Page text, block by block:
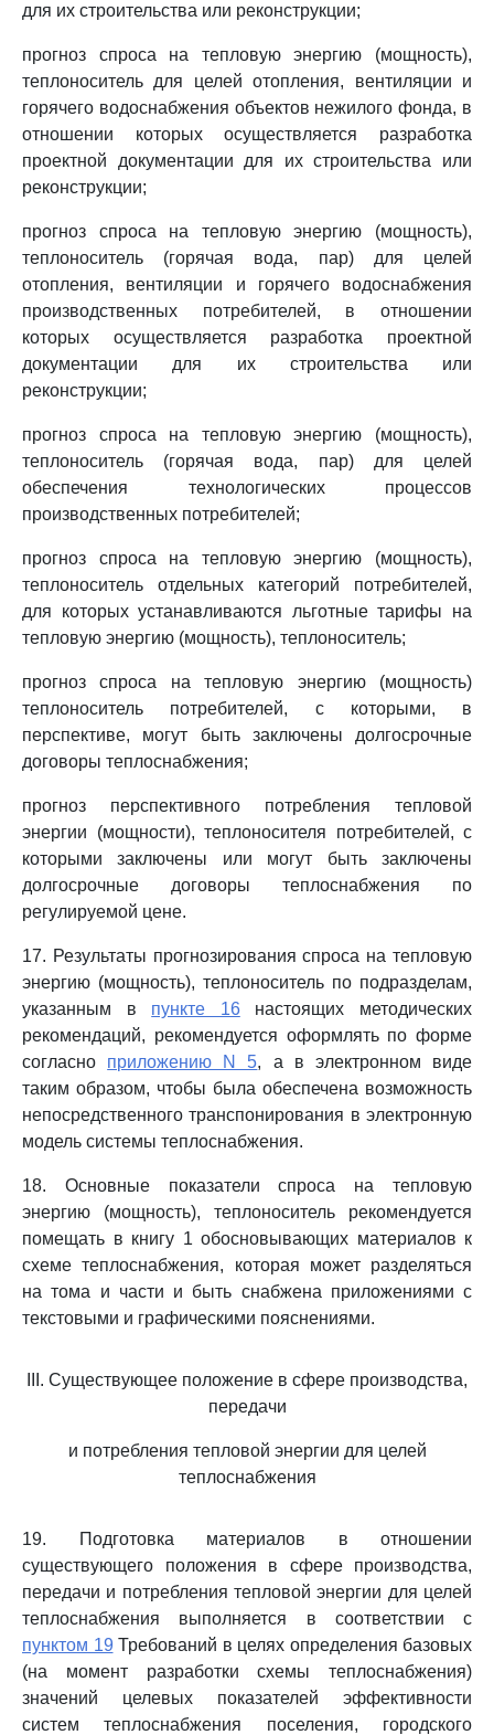
для их строительства или реконструкции;
прогноз спроса на тепловую энергию (мощность),
теплоноситель для целей отопления, вентиляции и
горячего водоснабжения объектов нежилого фонда, в
отношении которых осуществляется разработка
проектной документации для их строительства или
реконструкции;
прогноз спроса на тепловую энергию (мощность),
теплоноситель (горячая вода, пар) для целей
отопления, вентиляции и горячего водоснабжения
производственных потребителей, в отношении
которых осуществляется разработка проектной
документации для их строительства или
реконструкции;
прогноз спроса на тепловую энергию (мощность),
теплоноситель (горячая вода, пар) для целей
обеспечения технологических процессов
производственных потребителей;
прогноз спроса на тепловую энергию (мощность),
теплоноситель отдельных категорий потребителей,
для которых устанавливаются льготные тарифы на
тепловую энергию (мощность), теплоноситель;
прогноз спроса на тепловую энергию (мощность)
теплоноситель потребителей, с которыми, в
перспективе, могут быть заключены долгосрочные
договоры теплоснабжения;
прогноз перспективного потребления тепловой
энергии (мощности), теплоносителя потребителей, с
которыми заключены или могут быть заключены
долгосрочные договоры теплоснабжения по
регулируемой цене.
17. Результаты прогнозирования спроса на тепловую
энергию (мощность), теплоноситель по подразделам,
указанным в пункте 16настоящих методических
рекомендаций, рекомендуется оформлять по форме
согласно приложению N 5, а в электронном виде
таким образом, чтобы была обеспечена возможность
непосредственного транспонирования в электронную
модель системы теплоснабжения.
18. Основные показатели спроса на тепловую
энергию (мощность), теплоноситель рекомендуется
помещать в книгу 1 обосновывающих материалов к
схеме теплоснабжения, которая может разделяться
на тома и части и быть снабжена приложениями с
текстовыми и графическими пояснениями.
III. Существующее положение в сфере производства,
передачи
и потребления тепловой энергии для целей
теплоснабжения
19. Подготовка материалов в отношении
существующего положения в сфере производства,
передачи и потребления тепловой энергии для целей
теплоснабжения выполняется в соответствии с
пунктом 19 Требований в целях определения базовых
(на момент разработки схемы теплоснабжения)
значений целевых показателей эффективности
систем теплоснабжения поселения, городского